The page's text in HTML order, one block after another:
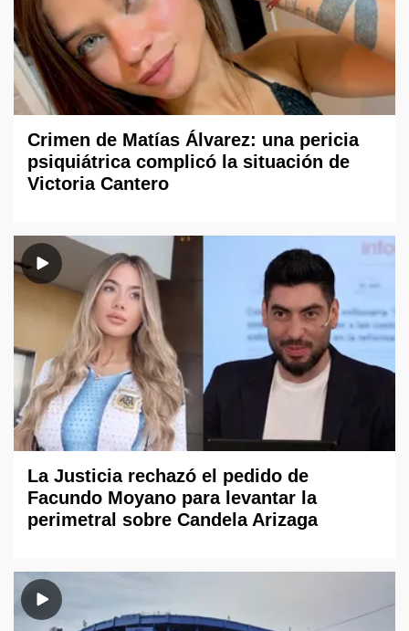
Crimen de Matías Álvarez: una pericia
psiquiátrica complicó la situación de
Victoria Cantero
La Justicia rechazó el pedido de
Facundo Moyano para levantar la
perimetral sobre Candela Arizaga